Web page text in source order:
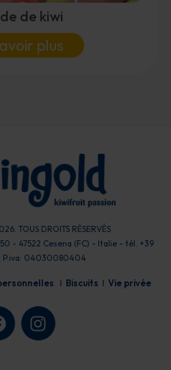
de kiwi
plus
TOUS DROITS RÉSERVÉS
- 47522 Cesena (FC) - Italie - tél. +39
| P.iva: 04030080404
Biscuits Vie privée
n
s